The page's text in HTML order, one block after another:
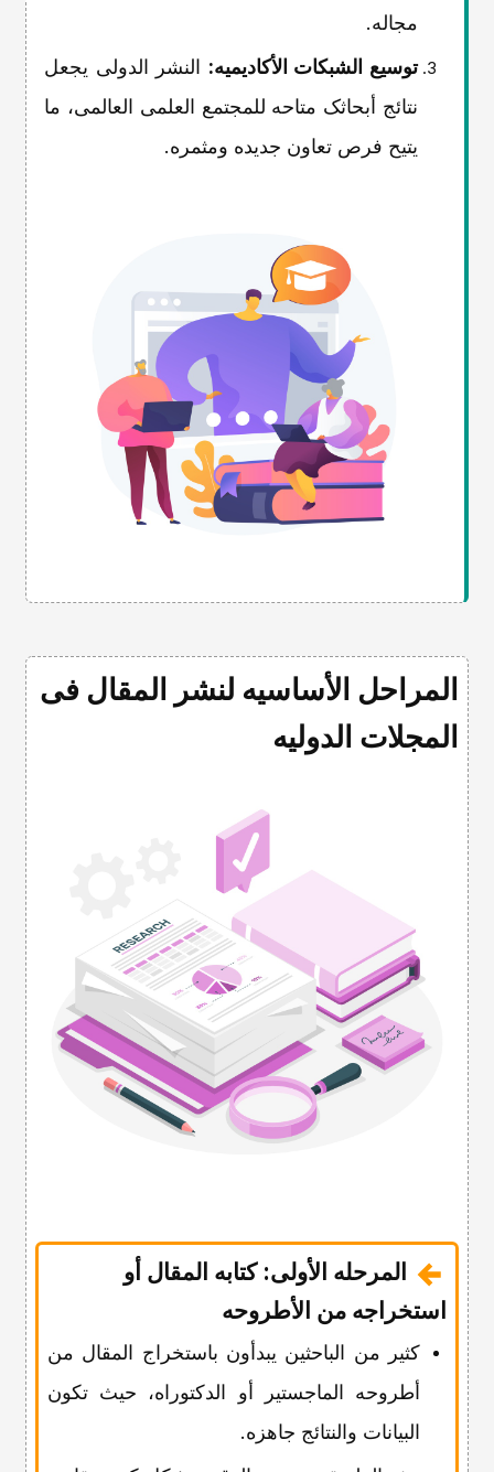
مجاله.
توسیع الشبکات الأکادیمیه: النشر الدولی یجعل
نتائج أبحاثک متاحه للمجتمع العلمی العالمی، ما
یتیح فرص تعاون جدیده ومثمره.
المراحل الأساسیه لنشر المقال فی
المجلات الدولیه
المرحله الأولى: کتابه المقال أو
استخراجه من الأطروحه
کثیر من الباحثین یبدأون باستخراج المقال من
أطروحه الماجستیر أو الدکتوراه، حیث تکون
البیانات والنتائج جاهزه.